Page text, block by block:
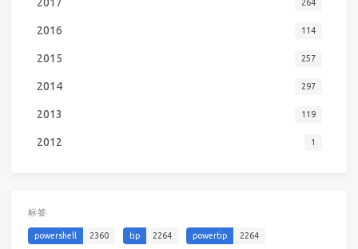
2017 264
2016 114
2015 257
2014 297
2013 119
2012 1
标签
powershell 2360 tip 2264 powertip 2264